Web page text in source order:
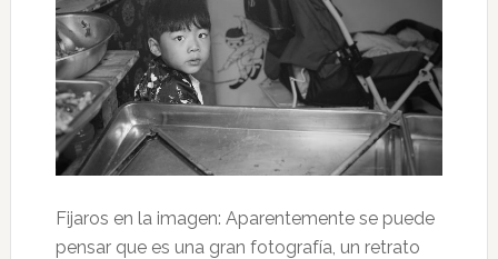
Fijaros en la imagen: Aparentemente se puede
pensar que es una gran fotografía, un retrato